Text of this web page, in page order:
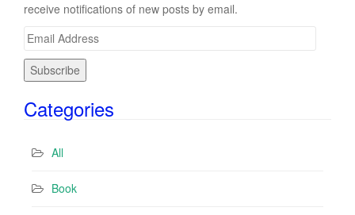
receive notifications of new posts by email.
E
lCategories
All
Book